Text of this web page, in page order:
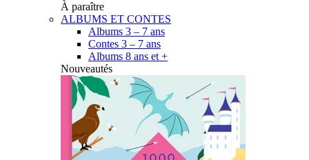
À paraître
ALBUMS ET CONTES
Albums 3 – 7 ans
Contes 3 – 7 ans
Albums 8 ans et +
Nouveautés